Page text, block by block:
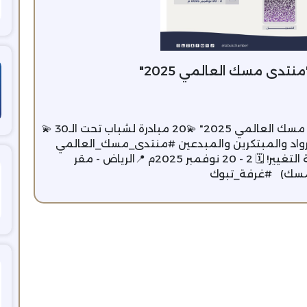
تدعوكم ⁧‫#غرفة_تبوك‬⁩ للمشاركة ‏في "منتدى مسك العالمي 2025" ‏💫20 مبادرة لشباب تحت الـ30 ‏💫
2025 تفتح لك أبواب الفرص الجديدة وصناعة التغيير! ‏🗓 2 - 20 نوفمبر 2025م ‏📍الرياض - مقر